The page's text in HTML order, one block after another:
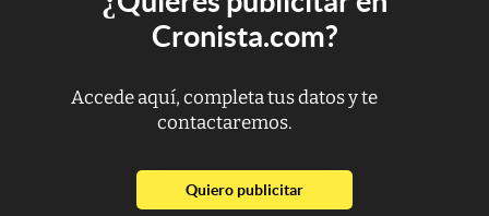
Cronista.com?
Accede aquí, completa tus datos y te
contactaremos.
Quiero publicitarabre en nueva pestaña